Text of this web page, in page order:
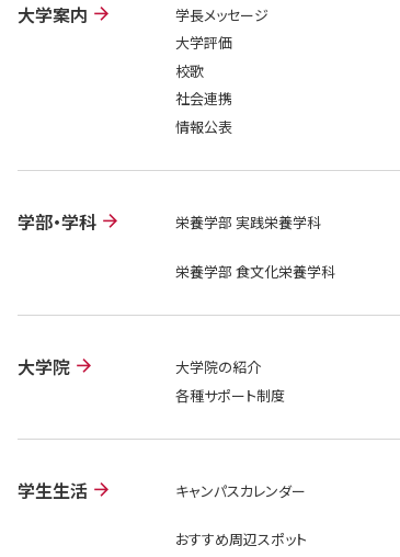
大学案内 学長メッセージ
大学評価
校歌
社会連携
情報公表
学部・学科 栄養学部 実践栄養学科
栄養学部 食文化栄養学科
大学院 大学院の紹介
各種サポート制度
学生生活 キャンパスカレンダー
おすすめ周辺スポット